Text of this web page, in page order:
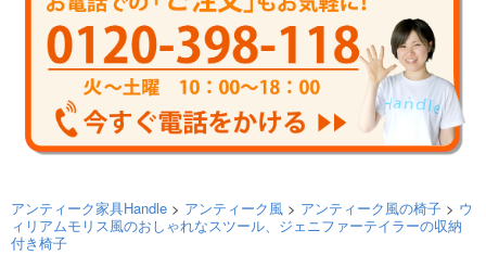
アンティーク家具Handle > アンティーク風 > アンティーク風の椅子 > ウ
ィリアムモリス風のおしゃれなスツール、ジェニファーテイラーの収納
付き椅子